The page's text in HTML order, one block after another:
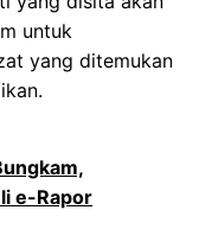
untuk
yang ditemukan
e-Rapor